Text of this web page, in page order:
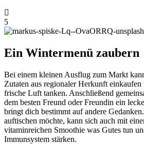
5
Ein Wintermenü zaubern
Bei einem kleinen Ausflug zum Markt
Zutaten aus regionaler Herkunft einkaufen
frische Luft tanken. Anschließend
dem besten Freund oder Freundin ein
bringt dich bestimmt auf andere
auftischen möchte, kann sich auch mit
vitaminreichen Smoothie was Gutes tun
Immunsystem stärken.